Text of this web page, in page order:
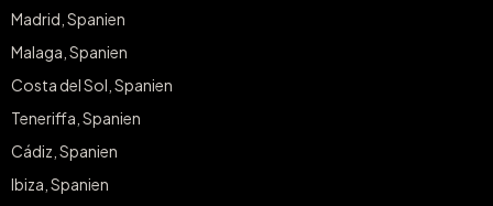
Madrid, Spanien
Malaga, Spanien
Costa del Sol, Spanien
Teneriffa, Spanien
Cádiz, Spanien
Ibiza, Spanien